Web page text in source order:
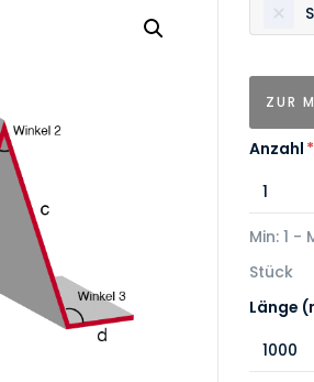
ZUR
Anzahl *
Min: 1 -
Stück
Länge